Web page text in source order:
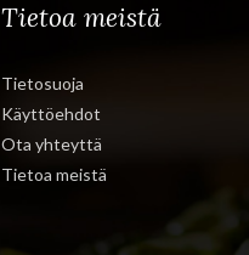
Tietoa meistä
Tietosuoja
Käyttöehdot
Ota yhteyttä
Tietoa meistä